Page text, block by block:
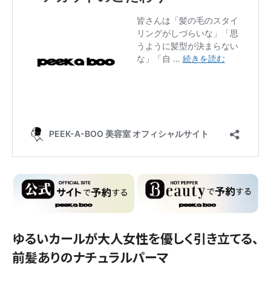
ゆるいカールが大人女性を優しく引き立てる、
前髪ありのナチュラルパーマ